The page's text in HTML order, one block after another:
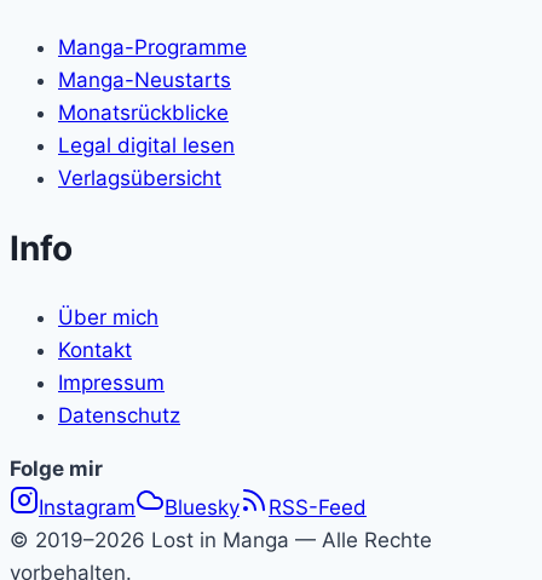
Manga-Programme
Manga-Neustarts
Monatsrückblicke
Legal digital lesen
Verlagsübersicht
Info
Über mich
Kontakt
Impressum
Datenschutz
Folge
Lost
Folge mir
Instagram
Bluesky
RSS-Feed
© 2019–2026 Lost in Manga — Alle Rechte
vorbehalten.